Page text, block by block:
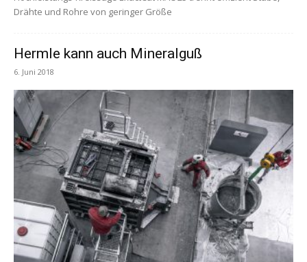
Drähte und Rohre von geringer Größe
Hermle kann auch Mineralguß
6. Juni 2018